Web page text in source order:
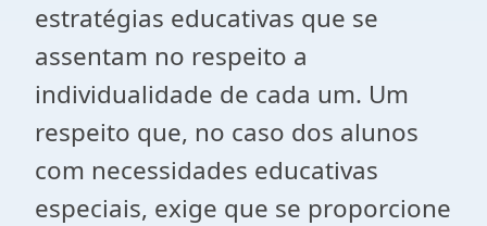
estratégias educativas que se
assentam no respeito a
individualidade de cada um. Um
respeito que, no caso dos alunos
com necessidades educativas
especiais, exige que se proporcione